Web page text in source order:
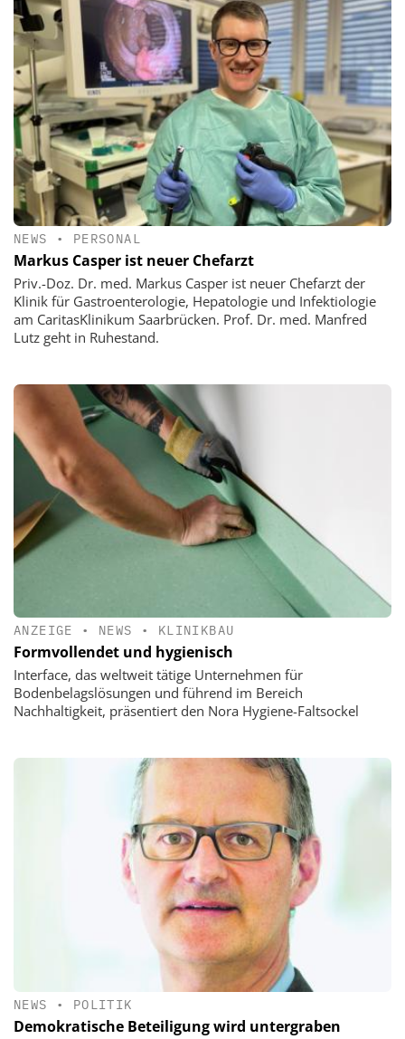
NEWS • PERSONAL
Markus Casper ist neuer Chefarzt
Priv.-Doz. Dr. med. Markus Casper ist neuer Chefarzt der
Klinik für Gastroenterologie, Hepatologie und Infektiologie
am CaritasKlinikum Saarbrücken. Prof. Dr. med. Manfred
Lutz geht in Ruhestand.
ANZEIGE • NEWS • KLINIKBAU
Formvollendet und hygienisch
Interface, das weltweit tätige Unternehmen für
Bodenbelagslösungen und führend im Bereich
Nachhaltigkeit, präsentiert den Nora Hygiene-Faltsockel
NEWS • POLITIK
Demokratische Beteiligung wird untergraben